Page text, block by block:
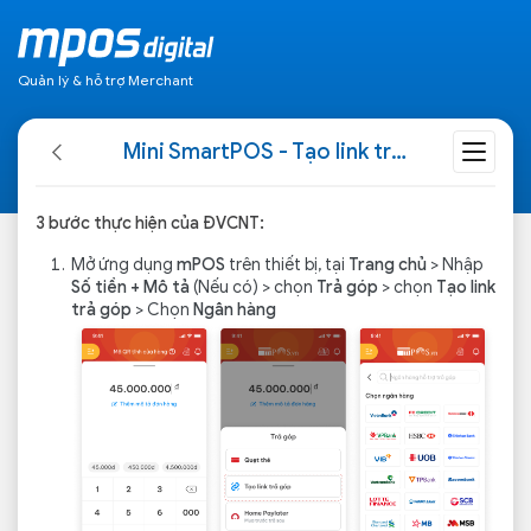
Quản lý & hỗ trợ Merchant
Mini SmartPOS - Tạo link trả góp
3 bước thực hiện của ĐVCNT:
Mở ứng dụng mPOS trên thiết bị, tại Trang chủ > Nhập
Số tiền + Mô tả(Nếu có) > chọn Trả góp > chọn Tạo link
trả góp > Chọn Ngân hàng